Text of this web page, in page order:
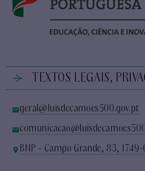
TEXTOS LEGAIS,
geral@luisdecamoes500.gov.pt
BNP - Campo Grande, 83,